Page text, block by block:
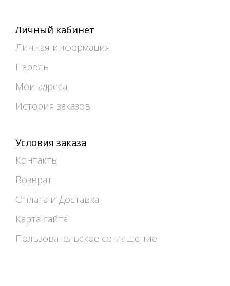
Личный кабинет
Личная информация
Пароль
Мои адреса
История заказов
Условия заказа
Контакты
Возврат
Оплата и Доставка
Карта сайта
Пользовательское соглашение